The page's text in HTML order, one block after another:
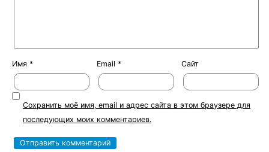
Имя * Email * Сайт
Сохранить моё имя, email и адрес сайта в этом браузере для
последующих моих комментариев.